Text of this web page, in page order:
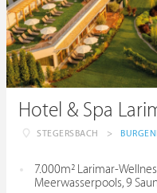
Hotel & Spa
STEGERSBACH >
7.000m² Larimar-
Meerwasserpools, 9